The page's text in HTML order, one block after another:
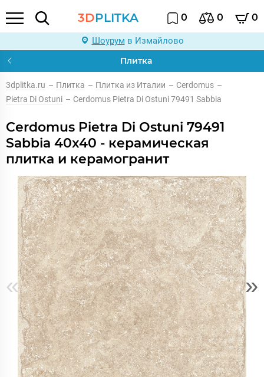
3DPLITKA 0 0 0
Шоурум в Измайлово
Плитка
3dplitka.ru – Плитка – Плитка из Италии – Cerdomus –
Pietra Di Ostuni – Cerdomus Pietra Di Ostuni 79491 Sabbia
Cerdomus Pietra Di Ostuni 79491
Sabbia 40x40 - керамическая
плитка и керамогранит
« »